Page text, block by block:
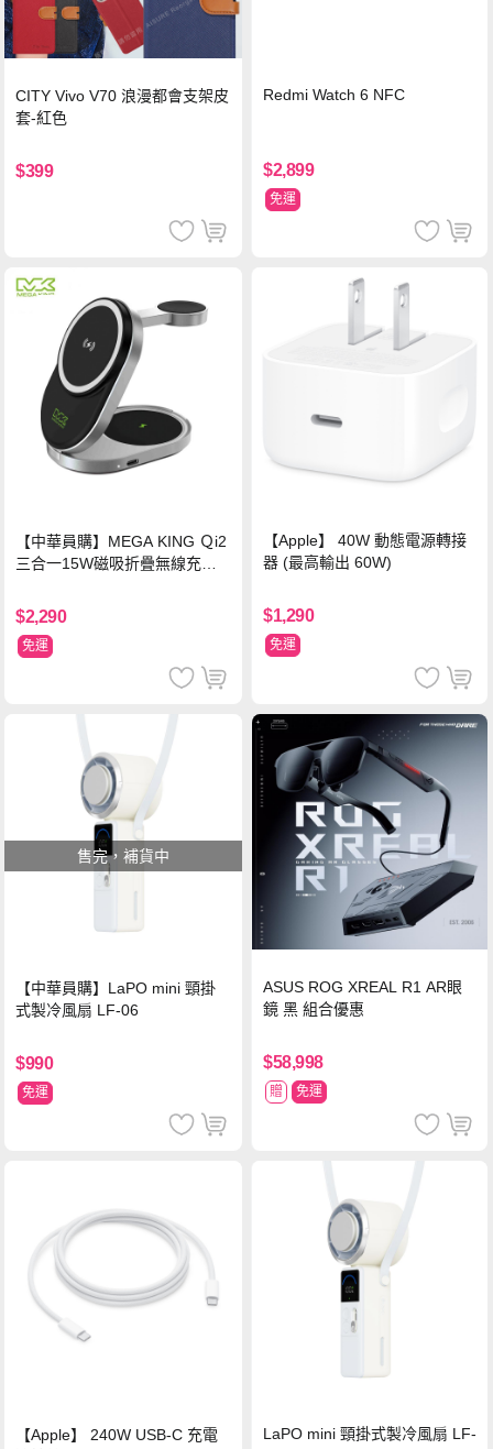
CITY Vivo V70 浪漫都會支架皮
套-紅色
$399
Redmi Watch 6 NFC
$2,899
免運
【中華員購】MEGA KING Ｑi2
三合一15W磁吸折疊無線充電
$2,290
免運
【Apple】 40W 動態電源轉接
器 (最高輸出 60W)
$1,290
免運
售完，補貨中
【中華員購】LaPO mini 頸掛
式製冷風扇 LF-06
$990
免運
ASUS ROG XREAL R1 AR眼
鏡 黑 組合優惠
$58,998
贈 免運
【Apple】 240W USB-C 充電
LaPO mini 頸掛式製冷風扇 LF-